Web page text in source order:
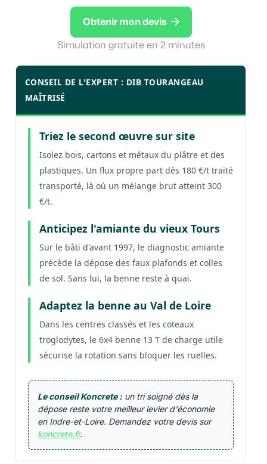
Obtenir mon devis 
Simulation gratuite en 2 minutes
CONSEIL DE L'EXPERT : DIB TOURANGEAU
MAÎTRISÉ
Triez le second œuvre sur site
Isolez bois, cartons et métaux du plâtre et des
plastiques. Un flux propre part dès 180 €/t traité
transporté, là où un mélange brut atteint 300
€/t.
Anticipez l'amiante du vieux Tours
Sur le bâti d'avant 1997, le diagnostic amiante
précède la dépose des faux plafonds et colles
de sol. Sans lui, la benne reste à quai.
Adaptez la benne au Val de Loire
Dans les centres classés et les coteaux
troglodytes, le 6x4 benne 13 T de charge utile
sécurise la rotation sans bloquer les ruelles.
Le conseil Koncrete :un tri soigné dès la
dépose reste votre meilleur levier d'économie
en Indre-et-Loire. Demandez votre devis sur
koncrete.fr.